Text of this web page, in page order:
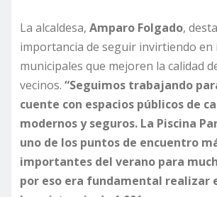
La alcaldesa, Amparo Folgado,
importancia de seguir invirtiendo en
municipales que mejoren la calidad
vecinos. “Seguimos trabajando
cuente con espacios públicos de
modernos y seguros. La Piscina
uno de los puntos de encuentro
importantes del verano para
por eso era fundamental realizar